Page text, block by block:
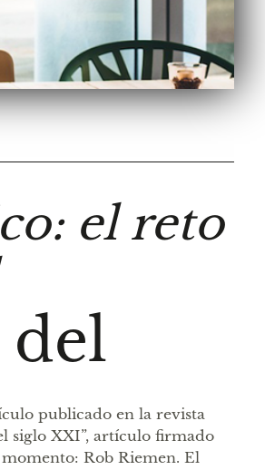
el reto
del
publicado en la revista
siglo XXI”, artículo firmado
Rob Riemen. El